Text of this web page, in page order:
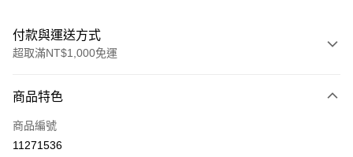
付款與運送方式
超取滿NT$1,000免運
信用卡一次付款
ATM付款
商品特色
商品編號
11271536